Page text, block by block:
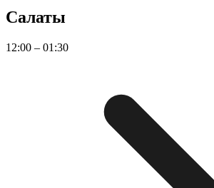
Салаты
12:00 – 01:30